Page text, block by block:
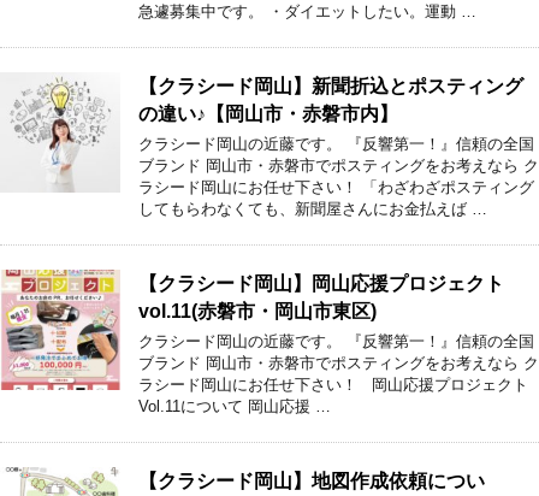
急遽募集中です。 ・ダイエットしたい。運動 …
【クラシード岡山】新聞折込とポスティング
の違い♪【岡山市・赤磐市内】
クラシード岡山の近藤です。 『反響第一！』信頼の全国
ブランド 岡山市・赤磐市でポスティングをお考えなら ク
ラシード岡山にお任せ下さい！ 「わざわざポスティング
してもらわなくても、新聞屋さんにお金払えば …
【クラシード岡山】岡山応援プロジェクト
vol.11(赤磐市・岡山市東区)
クラシード岡山の近藤です。 『反響第一！』信頼の全国
ブランド 岡山市・赤磐市でポスティングをお考えなら ク
ラシード岡山にお任せ下さい！ 岡山応援プロジェクト
Vol.11について 岡山応援 …
【クラシード岡山】地図作成依頼につい